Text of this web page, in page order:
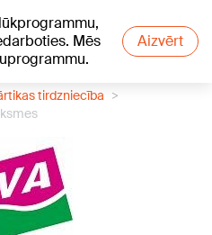
Mēs
Aizvērt
tirdzniecība